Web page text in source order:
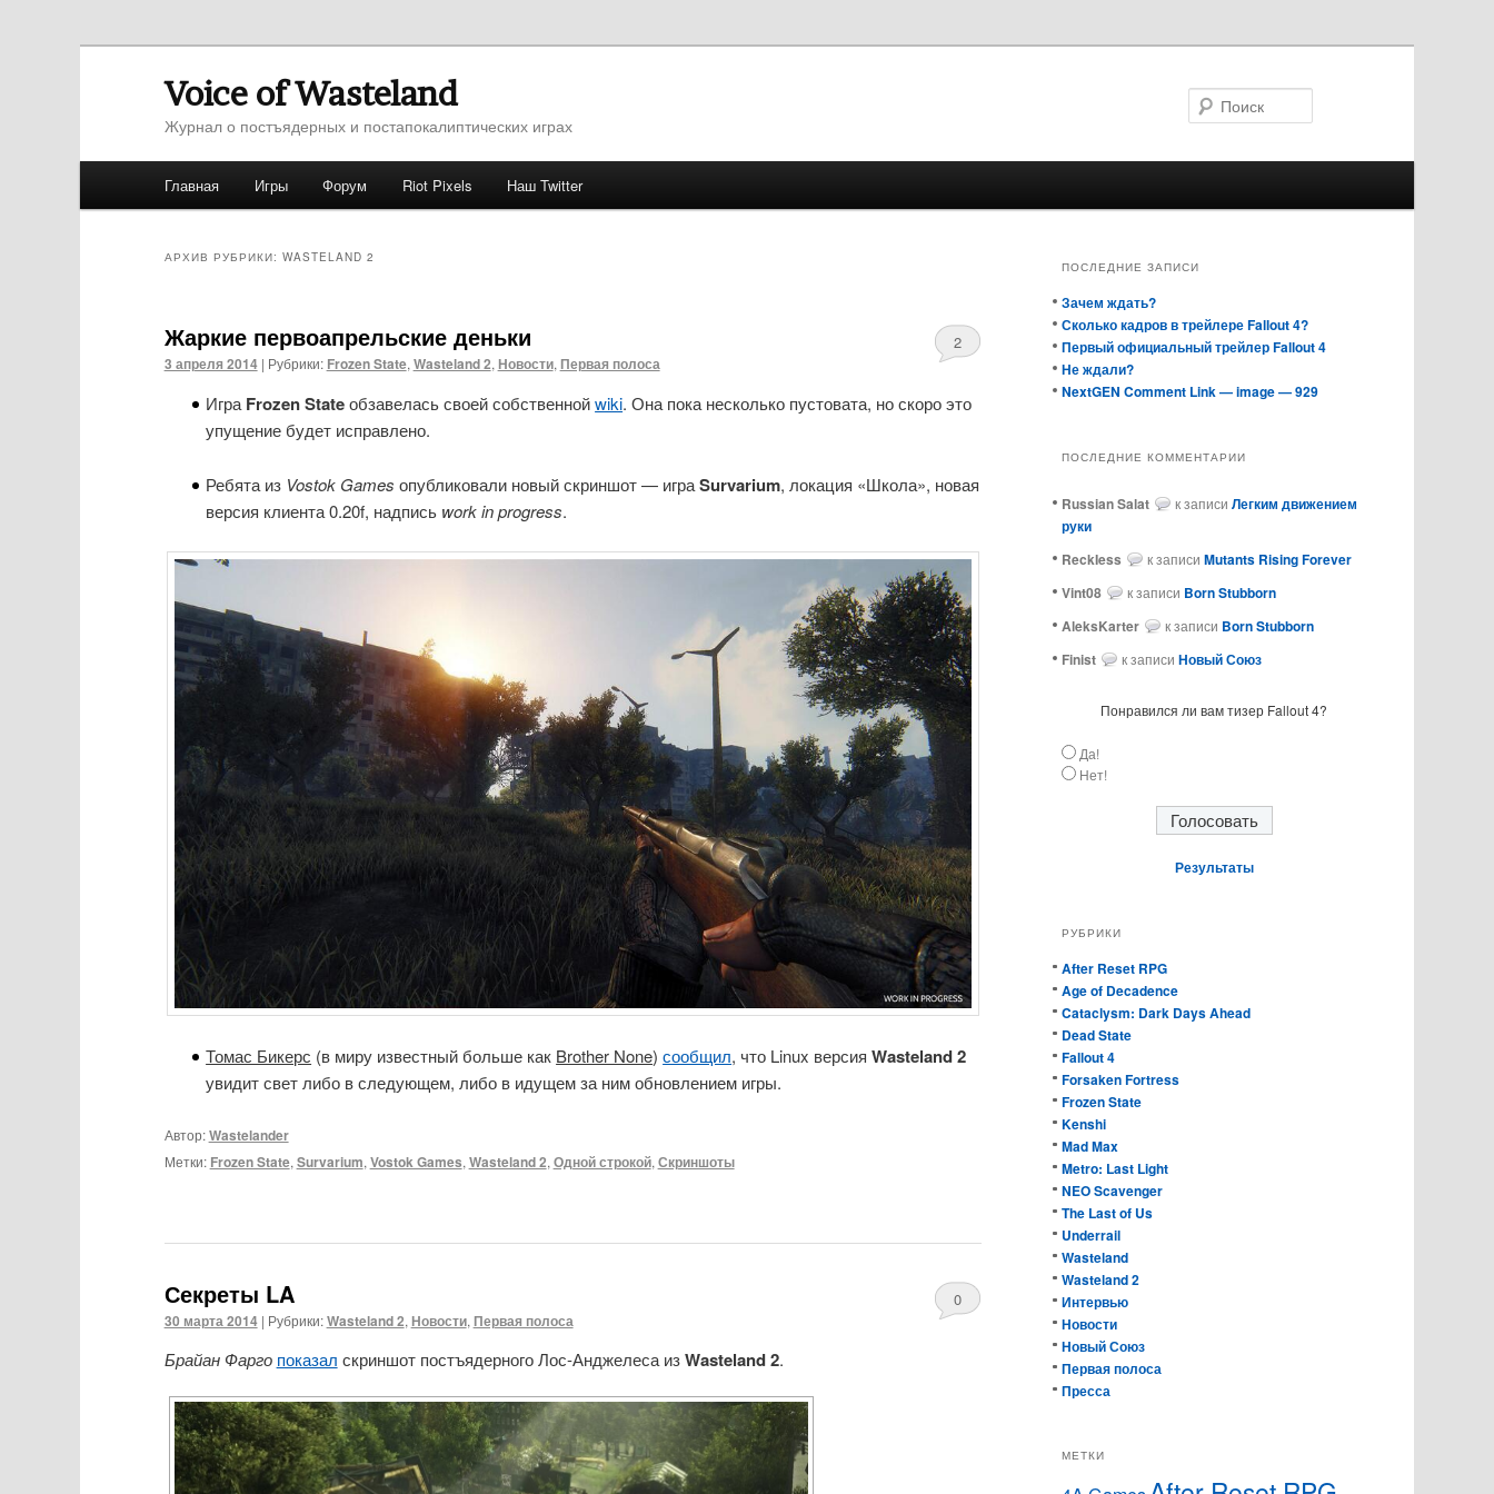
Voice of Wasteland
Журнал о постъядерных и постапокалиптических играх
Перейти к основному содержимому
Перейти к дополнительному содержимому
Главная Игры Форум Riot Pixels Наш Twitter
АРХИВ РУБРИКИ: WASTELAND 2
Жаркие первоапрельские деньки
3 апреля 2014 | Рубрики: Frozen State, Wasteland 2, Новости, Первая полоса
2
ИграFrozen Stateобзавелась своей собственнойwiki. Она пока несколько пустовата, но скоро это
упущение будет исправлено.
Ребята из Vostok Games опубликовали новый скриншот — играSurvarium, локация «Школа», новая
версия клиента 0.20f, надпись work in progress.
Томас Бикерс (в миру известный больше как Brother None)сообщил, что Linux версияWasteland 2
увидит свет либо в следующем, либо в идущем за ним обновлением игры.
Автор:Wastelander
Метки: Frozen State, Survarium, Vostok Games, Wasteland 2, Одной строкой, Скриншоты
Секреты LA
30 марта 2014 | Рубрики: Wasteland 2, Новости, Первая полоса
0
Брайан Фарго показал скриншот постъядерного Лос-Анджелеса изWasteland 2.
ПОСЛЕДНИЕ ЗАПИСИ
Зачем ждать?
Сколько кадров в трейлере Fallout 4?
Первый официальный трейлер Fallout 4
Не ждали?
NextGEN Comment Link — image — 929
ПОСЛЕДНИЕ КОММЕНТАРИИ
Russian Salat к записиЛегким движением
руки
ReckIess
к записиMutants Rising Forever
Vint08
к записи Born Stubborn
AleksKarter
к записи Born Stubborn
Finist
к записиНовый Союз
Понравился ли вам тизер Fallout 4?
Да!
Нет!
Результаты
РУБРИКИ
After Reset RPG
Age of Decadence
Cataclysm: Dark Days Ahead
Dead State
Fallout 4
Forsaken Fortress
Frozen State
Kenshi
Mad Max
Metro: Last Light
NEO Scavenger
The Last of Us
Underrail
Wasteland
Wasteland 2
Интервью
Новости
Новый Союз
Первая полоса
Пресса
МЕТКИ